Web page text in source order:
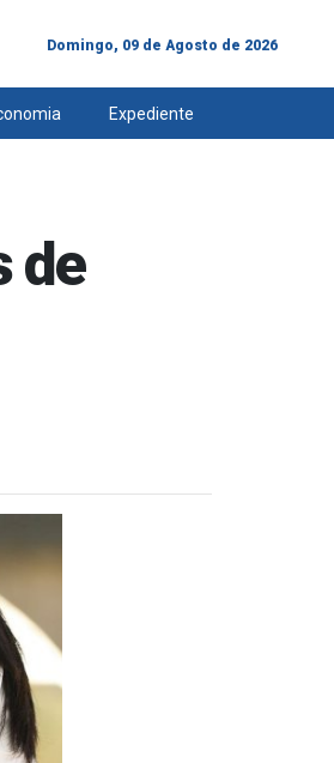
Domingo, 09 de Agosto de 2026
Expediente
de